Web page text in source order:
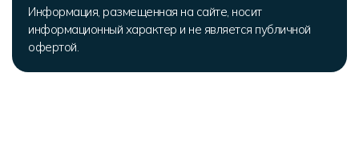
Информация, размещенная на сайте, носит
информационный характер и не является публичной
офертой.